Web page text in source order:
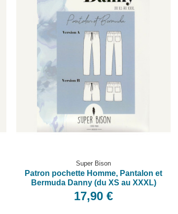
Super Bison
Patron pochette Homme, Pantalon et
Bermuda Danny (du XS au XXXL)
17,90 €